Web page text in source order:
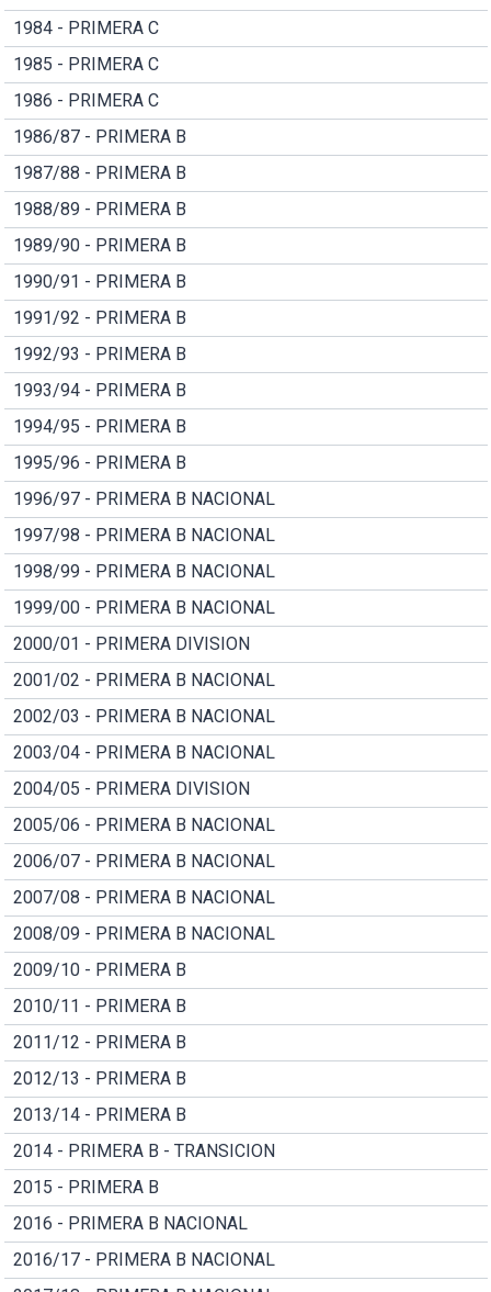
1984 - PRIMERA C
1985 - PRIMERA C
1986 - PRIMERA C
1986/87 - PRIMERA B
1987/88 - PRIMERA B
1988/89 - PRIMERA B
1989/90 - PRIMERA B
1990/91 - PRIMERA B
1991/92 - PRIMERA B
1992/93 - PRIMERA B
1993/94 - PRIMERA B
1994/95 - PRIMERA B
1995/96 - PRIMERA B
1996/97 - PRIMERA B NACIONAL
1997/98 - PRIMERA B NACIONAL
1998/99 - PRIMERA B NACIONAL
1999/00 - PRIMERA B NACIONAL
2000/01 - PRIMERA DIVISION
2001/02 - PRIMERA B NACIONAL
2002/03 - PRIMERA B NACIONAL
2003/04 - PRIMERA B NACIONAL
2004/05 - PRIMERA DIVISION
2005/06 - PRIMERA B NACIONAL
2006/07 - PRIMERA B NACIONAL
2007/08 - PRIMERA B NACIONAL
2008/09 - PRIMERA B NACIONAL
2009/10 - PRIMERA B
2010/11 - PRIMERA B
2011/12 - PRIMERA B
2012/13 - PRIMERA B
2013/14 - PRIMERA B
2014 - PRIMERA B - TRANSICION
2015 - PRIMERA B
2016 - PRIMERA B NACIONAL
2016/17 - PRIMERA B NACIONAL